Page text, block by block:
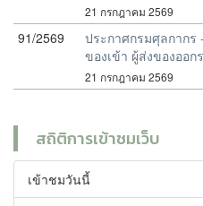
21 กรกฎาคม 2569
91/2569
ประกาศกรมศุลกาก
ของเข้า ผู้ส่งของออ
21 กรกฎาคม 2569
สถิติการเข้าชมเว็บ
เข้าชมวันนี้